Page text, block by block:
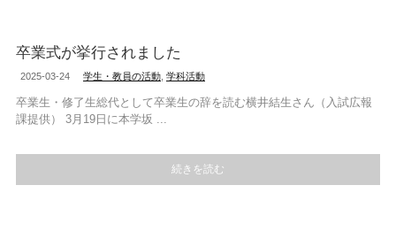
卒業式が挙行されました
2025-03-24 学生・教員の活動 学科活動
卒業生・修了生総代として卒業生の辞を読む横井結生さん（入試広報
課提供） 3月19日に本学坂 ...
続きを読む